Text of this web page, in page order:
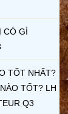
CÓ GÌ
TỐT NHẤT?
TỐT? LH
Q3